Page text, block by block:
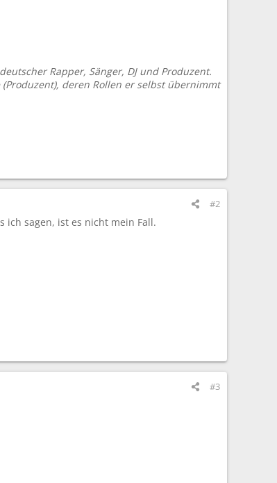
Rapper, Sänger, DJ und Produzent.
deren Rollen er selbst übernimmt
#2
ich sagen, ist es nicht mein Fall.
#3